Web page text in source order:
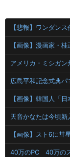
天音かなたは今頃
40万のPC 40万の